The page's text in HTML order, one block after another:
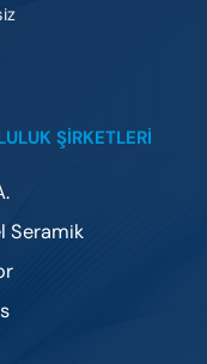
ŞİRKETLERİ
Seramik